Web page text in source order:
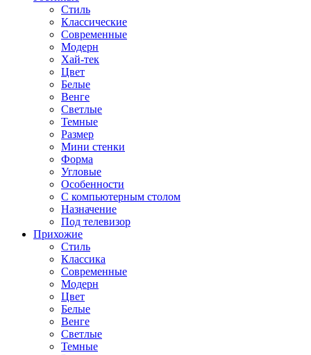
Стиль
Классические
Современные
Модерн
Хай-тек
Цвет
Белые
Венге
Светлые
Темные
Размер
Мини стенки
Форма
Угловые
Особенности
С компьютерным столом
Назначение
Под телевизор
Прихожие
Стиль
Классика
Современные
Модерн
Цвет
Белые
Венге
Светлые
Темные